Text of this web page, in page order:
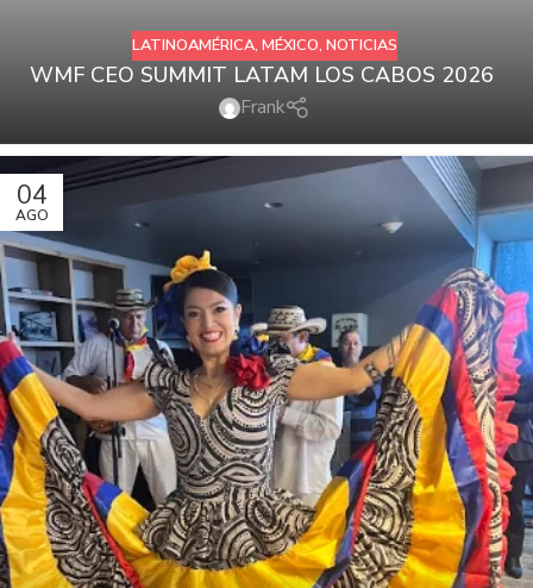
LATINOAMÉRICA, MÉXICO, NOTICIAS
WMF CEO SUMMIT LATAM LOS CABOS 2026
Frank
04
AGO